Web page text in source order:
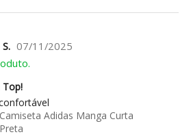
07/11/2025
Top!
Adidas Manga Curta